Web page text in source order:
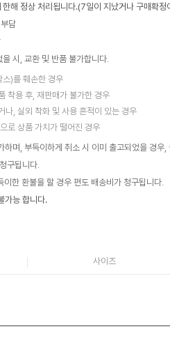
해 정상 처리됩니다.(7일이 지났거나 구매확정
담
시, 교환 및 반품 불가합니다.
)를 훼손한 경우
착용 후, 재판매가 불가한 경우
나, 실외 착화 및 사용 흔적이 있는 경우
로 상품 가치가 떨어진 경우
하며, 부득이하게 취소 시 이미 출고되었을 경우,
구됩니다.
한 환불을 할 경우 편도 배송비가 청구됩니다.
가능 합니다.
사이즈